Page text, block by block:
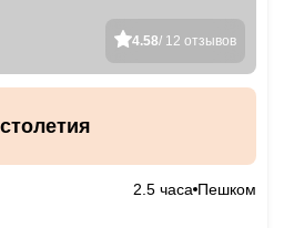
4.58/ 12 отзывов
2.5 часа Пешком